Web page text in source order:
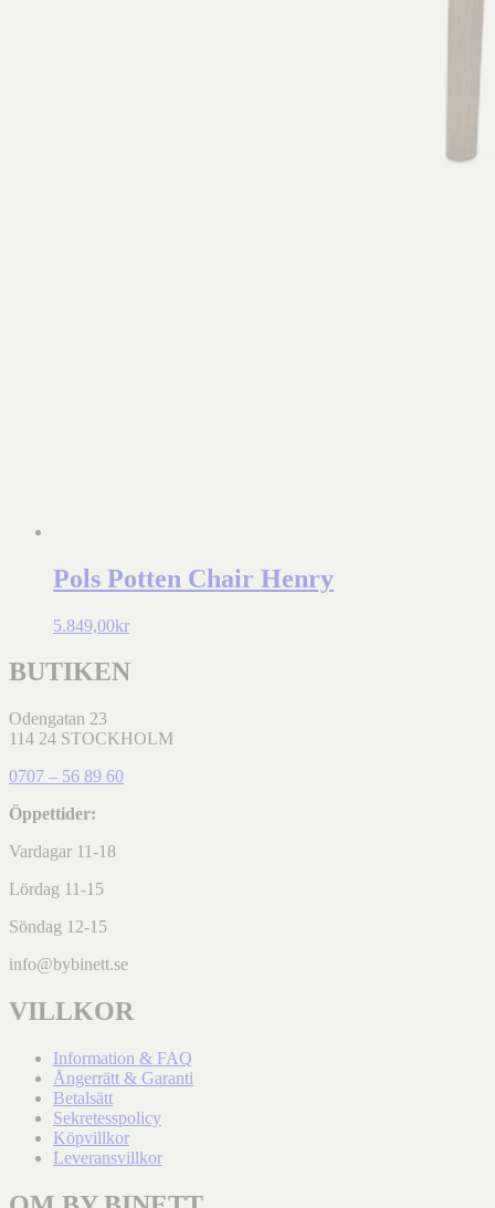
Pols Potten Chair Henry
5.849,00kr
BUTIKEN
Odengatan 23
114 24 STOCKHOLM
0707 – 56 89 60
Öppettider:
Vardagar 11-18
Lördag 11-15
Söndag 12-15
info@bybinett.se
VILLKOR
Information & FAQ
Ångerrätt & Garanti
Betalsätt
Sekretesspolicy
Köpvillkor
Leveransvillkor